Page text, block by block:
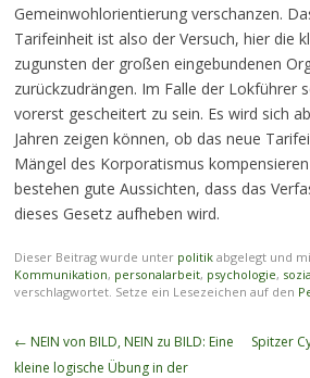
Gemeinwohlorientierung verschanzen.
Tarifeinheit ist also der Versuch, hier die
zugunsten der großen eingebundenen
zurückzudrängen. Im Falle der Lokführer
vorerst gescheitert zu sein. Es wird sich
Jahren zeigen können, ob das neue
Mängel des Korporatismus
bestehen gute Aussichten, dass das
dieses Gesetz aufheben wird.
Dieser Beitrag wurde unter politikabgelegt und
Kommunikation, personalarbeit, psychologie,
verschlagwortet. Setze ein Lesezeichen auf den
Beitragsnavigation
← NEIN von BILD, NEIN zu BILD: Eine
kleine logische Übung in der
Spitzer